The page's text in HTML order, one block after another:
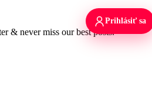
& never miss our best posts.
Prihlásiť sa